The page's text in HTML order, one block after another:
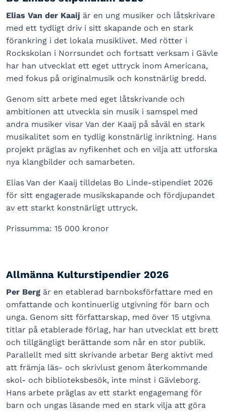
Elias Van der Kaaij är en ung musiker och låtskrivare
med ett tydligt driv i sitt skapande och en stark
förankring i det lokala musiklivet. Med rötter i
Rockskolan i Norrsundet och fortsatt verksam i Gävle
har han utvecklat ett eget uttryck inom Americana,
med fokus på originalmusik och konstnärlig bredd.
Genom sitt arbete med eget låtskrivande och
ambitionen att utveckla sin musik i samspel med
andra musiker visar Van der Kaaij på såväl en stark
musikalitet som en tydlig konstnärlig inriktning. Hans
projekt präglas av nyfikenhet och en vilja att utforska
nya klangbilder och samarbeten.
Elias Van der Kaaij tilldelas Bo Linde-stipendiet 2026
för sitt engagerade musikskapande och fördjupandet
av ett starkt konstnärligt uttryck.
Prissumma: 15 000 kronor
Allmänna Kulturstipendier 2026
Per Berg är en etablerad barnboksförfattare med en
omfattande och kontinuerlig utgivning för barn och
unga. Genom sitt författarskap, med över 15 utgivna
titlar på etablerade förlag, har han utvecklat ett brett
och tillgängligt berättande som når en stor publik.
Parallellt med sitt skrivande arbetar Berg aktivt med
att främja läs- och skrivlust genom återkommande
skol- och biblioteksbesök, inte minst i Gävleborg.
Hans arbete präglas av ett starkt engagemang för
barn och ungas läsande med en stark vilja att göra